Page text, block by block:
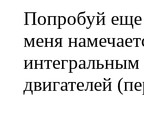
Попробуй еще
меня
двигателей